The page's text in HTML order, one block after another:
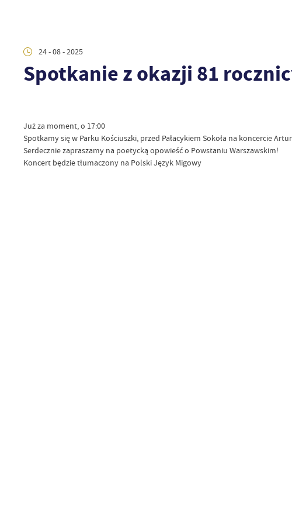
24 - 08 - 2025
Spotkanie z okazji 81
Już za moment, o 17:00
Spotkamy się w Parku Kościuszki, przed Pałacykiem Sokoła na koncercie
Serdecznie zapraszamy na poetycką opowieść o Powstaniu Warszawskim!
Koncert będzie tłumaczony na Polski Język Migowy